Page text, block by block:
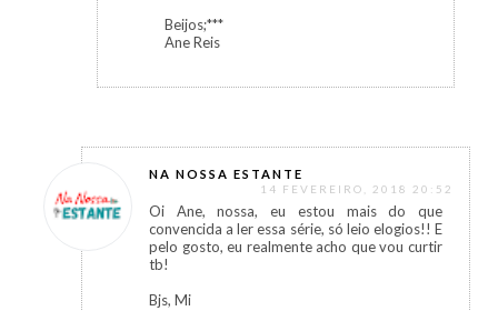
Beijos;***
Ane Reis
NA NOSSA ESTANTE
14 FEVEREIRO, 2018 20:52
Oi Ane, nossa, eu estou mais do que
convencida a ler essa série, só leio elogios!! E
pelo gosto, eu realmente acho que vou curtir
tb!
Bjs, Mi